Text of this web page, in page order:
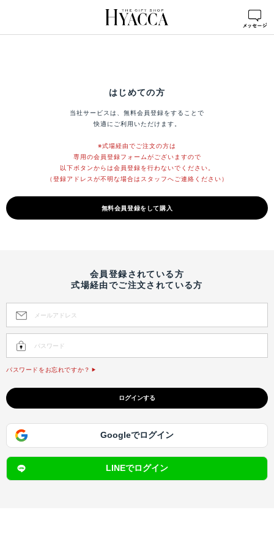
はじめての方
当社サービスは、無料会員登録をすることで
快適にご利用いただけます。
※式場経由でご注文の方は
専用の会員登録フォームがございますので
以下ボタンからは会員登録を行わないでください。
（登録アドレスが不明な場合はスタッフへご連絡ください）
無料会員登録をして購入
会員登録されている方
式場経由でご注文されている方
パスワードをお忘れですか？
Googleでログイン
LINEでログイン